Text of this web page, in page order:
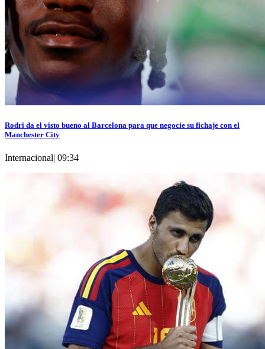
Rodri da el visto bueno al Barcelona para que negocie su fichaje con el
Manchester City
Internacional| 09:34